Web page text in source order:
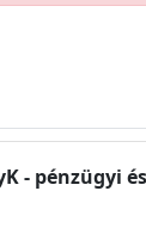
- pénzügyi